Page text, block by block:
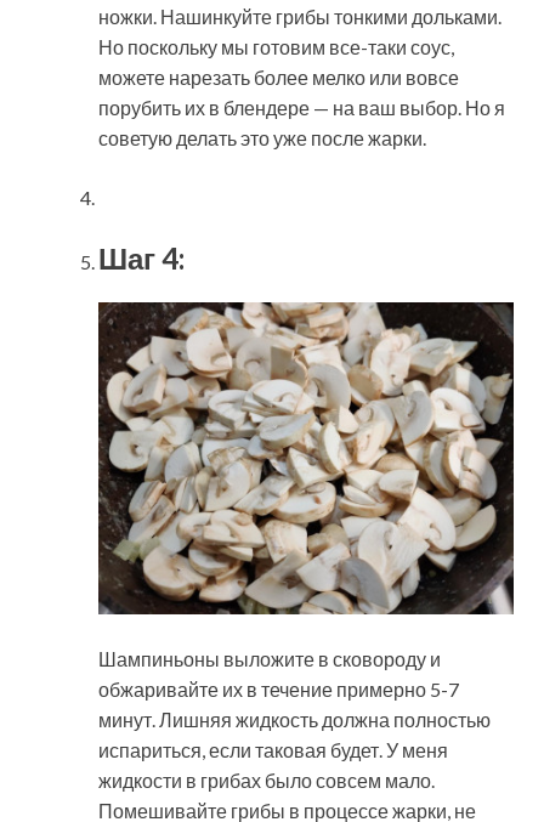
ножки. Нашинкуйте грибы тонкими дольками.
Но поскольку мы готовим все-таки соус,
можете нарезать более мелко или вовсе
порубить их в блендере — на ваш выбор. Но я
советую делать это уже после жарки.
Шаг 4:
Шампиньоны выложите в сковороду и
обжаривайте их в течение примерно 5-7
минут. Лишняя жидкость должна полностью
испариться, если таковая будет. У меня
жидкости в грибах было совсем мало.
Помешивайте грибы в процессе жарки, не